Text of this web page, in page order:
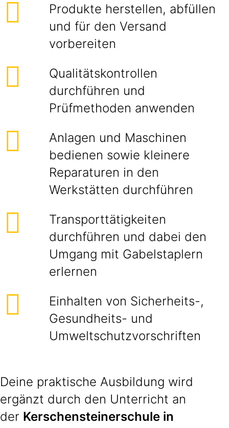
Produkte herstellen, abfüllen
und für den Versand
vorbereiten
Qualitätskontrollen
durchführen und
Prüfmethoden anwenden
Anlagen und Maschinen
bedienen sowie kleinere
Reparaturen in den
Werkstätten durchführen
Transporttätigkeiten
durchführen und dabei den
Umgang mit Gabelstaplern
erlernen
Einhalten von Sicherheits-,
Gesundheits- und
Umweltschutzvorschriften
Deine praktische Ausbildung wird
ergänzt durch den Unterricht an
der Kerschensteinerschule in